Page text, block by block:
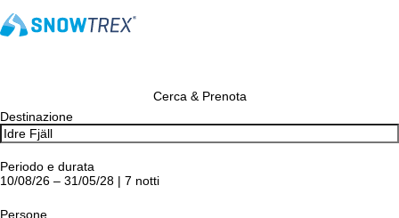
Cerca & Prenota
Destinazione
Periodo e durata
10/08/26 – 31/05/28 | 7 notti
Persone